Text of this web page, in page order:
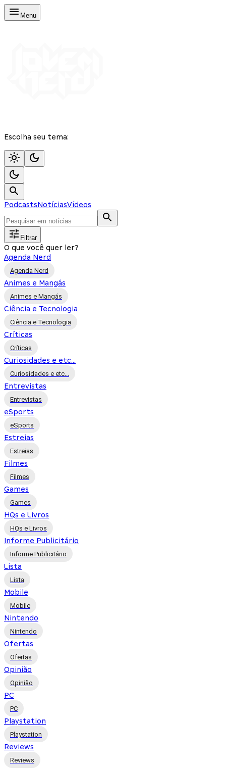
Menu
Escolha seu tema:
PodcastsNotíciasVídeos
Filtrar
O que você quer ler?
Agenda Nerd
Agenda Nerd
Animes e Mangás
Animes e Mangás
Ciência e Tecnologia
Ciência e Tecnologia
Críticas
Críticas
Curiosidades e etc...
Curiosidades e etc...
Entrevistas
Entrevistas
eSports
eSports
Estreias
Estreias
Filmes
Filmes
Games
Games
HQs e Livros
HQs e Livros
Informe Publicitário
Informe Publicitário
Lista
Lista
Mobile
Mobile
Nintendo
Nintendo
Ofertas
Ofertas
Opinião
Opinião
PC
PC
Playstation
Playstation
Reviews
Reviews